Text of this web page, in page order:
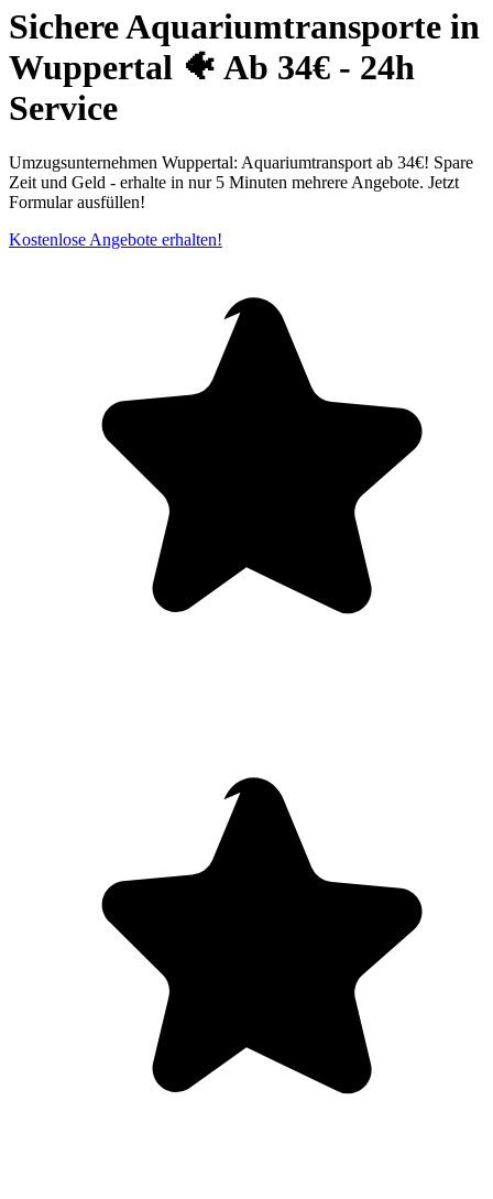
Sichere Aquariumtransporte in
Wuppertal⁠ 🐠 Ab 34€ - 24h
Service
Umzugsunternehmen Wuppertal: Aquariumtransport ab 34€! Spare
Zeit und Geld - erhalte in nur 5 Minuten mehrere Angebote. Jetzt
Formular ausfüllen!
Kostenlose Angebote erhalten!